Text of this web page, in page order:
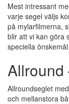
Mest intressant
varje segel väljs
på mylarfilmerna,
blir att vi kan göra
speciella önskemål.
Allround
Allroundseglet
och mellanstora